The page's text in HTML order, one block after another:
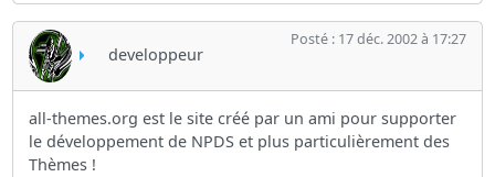
developpeur
Posté : 17 déc. 2002 à 17:27
all-themes.org est le site créé par un ami pour supporter
le développement de NPDS et plus particulièrement des
Thèmes !